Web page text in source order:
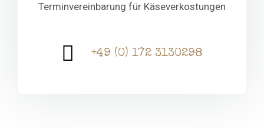
Terminvereinbarung für Käseverkostungen
+49 (0) 172 3130298